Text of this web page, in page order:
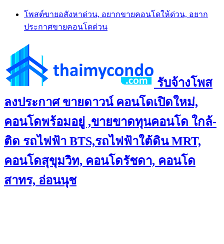
Skip
content
โพสต์ขายอสังหาด่วน, อยากขายคอนโดให้ด่วน, อยาก
ประกาศขายคอนโดด่วน
รับจ้างโพส
ลงประกาศ ขายดาวน์ คอนโดเปิดใหม่,
คอนโดพร้อมอยู่ ,ขายขาดทุนคอนโด ใกล้-
ติด รถไฟฟ้า BTS,รถไฟฟ้าใต้ดิน MRT,
คอนโดสุขุมวิท, คอนโดรัชดา, คอนโด
สาทร, อ่อนนุช